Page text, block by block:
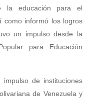
la educación para el
como informó los logros
un impulso desde la
para Educación
de instituciones
de Venezuela y